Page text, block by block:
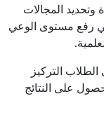
وتحديد المجالات
رفع مستوى الوعي
الطلاب التركيز
على النتائج